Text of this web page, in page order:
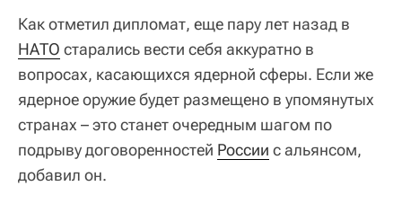
Как отметил дипломат, еще пару лет назад в
НАТО старались вести себя аккуратно в
вопросах, касающихся ядерной сферы. Если же
ядерное оружие будет размещено в упомянутых
странах – это станет очередным шагом по
подрыву договоренностей России с альянсом,
добавил он.